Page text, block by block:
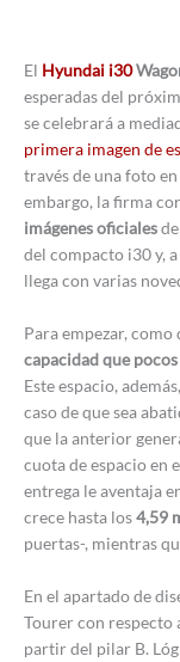
El Hyundai i30
esperadas del
se celebrará a
primera imagen de
través de una foto
embargo, la firma
imágenes oficiales
del compacto i30 y,
llega con varias
Para empezar,
capacidad que
Este espacio,
caso de que sea
que la anterior
cuota de espacio en
entrega le aventaja
crece hasta los4,59
puertas-, mientras
En el apartado de
Tourer con respecto
partir del pilar B.